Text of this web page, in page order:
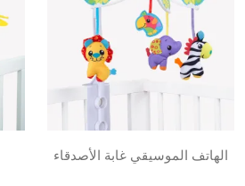
الهاتف الموسيقي غابة الأصدقاء